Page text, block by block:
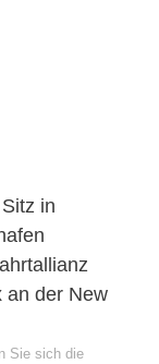
in
an der New
Sie sich die